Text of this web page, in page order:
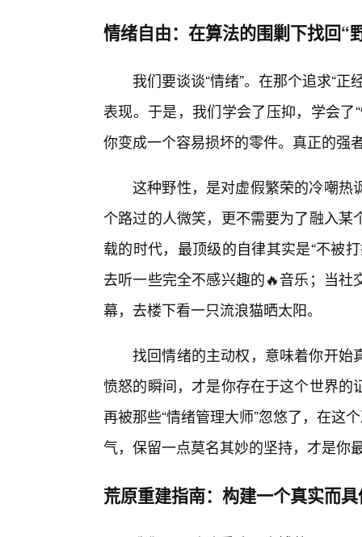
情绪自由：在算法的围剿下找回“
我们要谈谈“情绪”。在那个追求“
表现。于是，我们学会了压抑，学会
你变成一个容易损坏的零件。真正的强
这种野性，是对虚假繁荣的冷嘲热
个路过的人微笑，更不需要为了融入
载的时代，最顶级的自律其实是“不被
去听一些完全不感兴趣的🔥音乐；当
幕，去楼下看一只流浪猫晒太阳。
找回情绪的主动权，意味着你开始
愤怒的瞬间，才是你存在于这个世界
再被那些“情绪管理大师”忽悠了，在这
气，保留一点莫名其妙的坚持，才是你
荒原重建指南：构建一个真实而